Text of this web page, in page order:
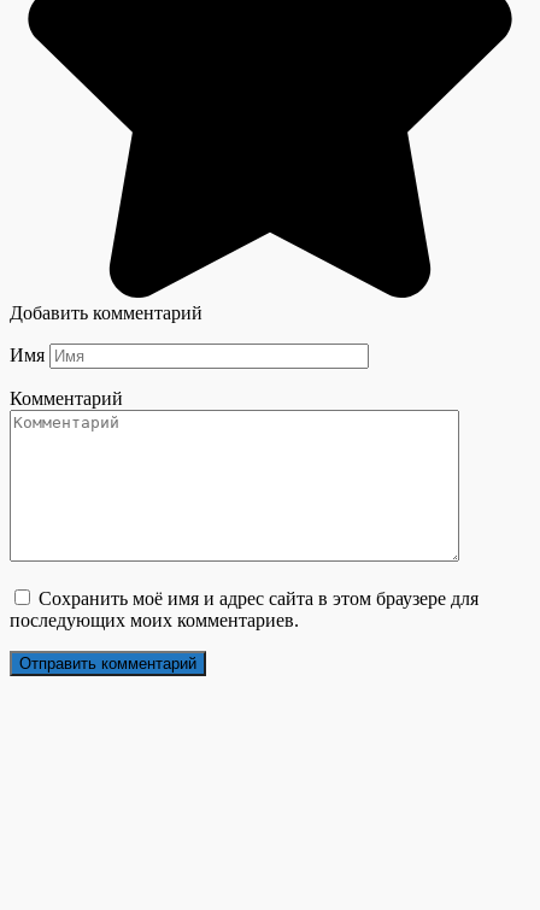
Добавить комментарий
Имя
Комментарий
Сохранить моё имя и адрес сайта в этом браузере для
последующих моих комментариев.